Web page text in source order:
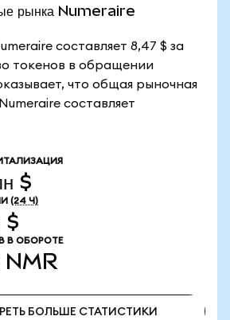
рынка Numeraire
составляет 8,47 $ за
токенов в обращении
что общая рыночная
составляет
$
(24 Ч)
$
В ОБОРОТЕ
NMR
БОЛЬШЕ СТАТИСТИКИ